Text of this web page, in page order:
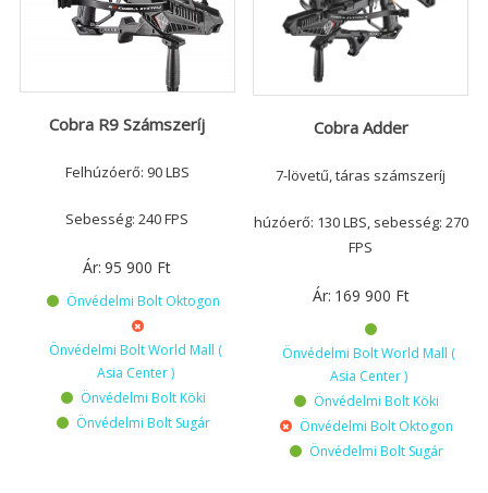
Cobra R9 Számszeríj
Felhúzóerő: 90 LBS
Sebesség: 240 FPS
Ár: 95 900 Ft
Önvédelmi Bolt Oktogon
Önvédelmi Bolt World Mall (
Asia Center )
Önvédelmi Bolt Köki
Önvédelmi Bolt Sugár
Cobra Adder
7-lövetű, táras számszeríj
húzóerő: 130 LBS, sebesség: 270
FPS
Ár: 169 900 Ft
Önvédelmi Bolt World Mall (
Asia Center )
Önvédelmi Bolt Köki
Önvédelmi Bolt Oktogon
Önvédelmi Bolt Sugár